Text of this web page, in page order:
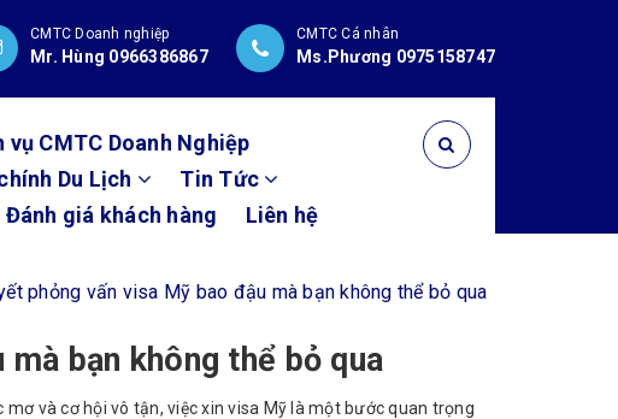
CMTC Doanh nghiệp
Mr. Hùng 0966386867
CMTC Cá nhân
Ms.Phương 0975158747
vụ CMTC Doanh Nghiệp
Du Lịch
Tin Tức
Đánh giá khách hàng Liên hệ
phỏng vấn visa Mỹ bao đậu mà bạn không thể bỏ qua
bạn không thể bỏ qua
và cơ hội vô tận, việc xin visa Mỹ là một bước quan trọng